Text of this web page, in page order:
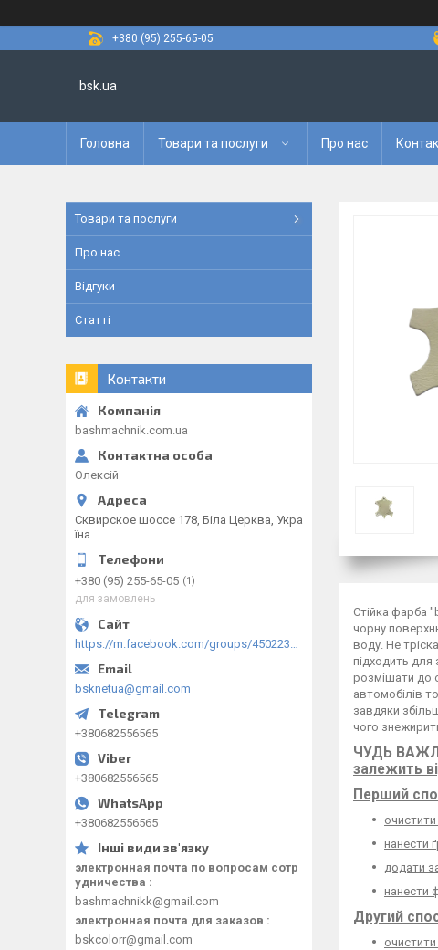
+380 (95) 255-65-05
bsk.ua
Головна Товари та послуги Про нас
Стійка фарба
чорну
воду. Не
підходить для
розмішати до
автомобілів
завдяки
чого
ЧУДЬ
залежить
Перший
нанести
додати
нанести
Другий
Товари та послуги
Про нас
Відгуки
Статті
Контакти
bashmachnik.com.ua
Олексій
Сквирское шоссе 178, Біла Церква, Укра
їна
+380 (95) 255-65-05 1
для замовлень
https://m.facebook.com/groups/450223289123148/?ref=group_browse
bsknetua@gmail.com
+380682556565
+380682556565
+380682556565
электронная почта по вопросам сотр
удничества
bashmachnikk@gmail.com
электронная почта для заказов
bskcolorr@gmail.com